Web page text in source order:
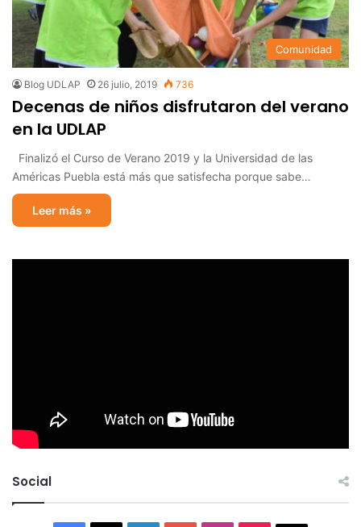
Comunidad
Blog UDLAP 26 julio, 2019 736
Decenas de niños disfrutaron del verano
en la UDLAP
Finalizó el Curso de Verano 2019 y la Universidad de las
Américas Puebla está más que satisfecha porque sabe…
Leer más »
Social